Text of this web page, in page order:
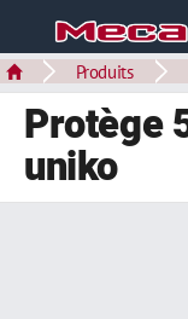
Produits
Protège
uniko